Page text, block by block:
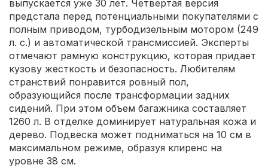
выпускается уже 30 лет. Четвертая версия
предстала перед потенциальными покупателями с
полным приводом, турбодизельным мотором (249
л. с.) и автоматической трансмиссией. Эксперты
отмечают рамную конструкцию, которая придает
кузову жесткость и безопасность. Любителям
странствий понравится ровный пол,
образующийся после трансформации задних
сидений. При этом объем багажника составляет
1260 л. В отделке доминирует натуральная кожа и
дерево. Подвеска может подниматься на 10 см в
максимальном режиме, образуя клиренс на
уровне 38 см.